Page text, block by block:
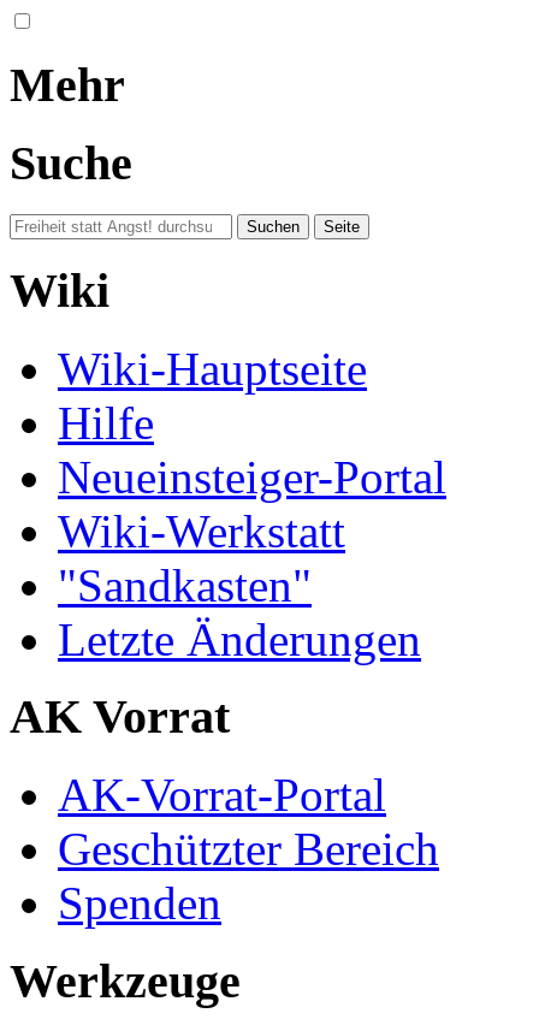
Mehr
Suche
Wiki
Wiki-Hauptseite
Hilfe
Neueinsteiger-Portal
Wiki-Werkstatt
"Sandkasten"
Letzte Änderungen
AK Vorrat
AK-Vorrat-Portal
Geschützter Bereich
Spenden
Werkzeuge